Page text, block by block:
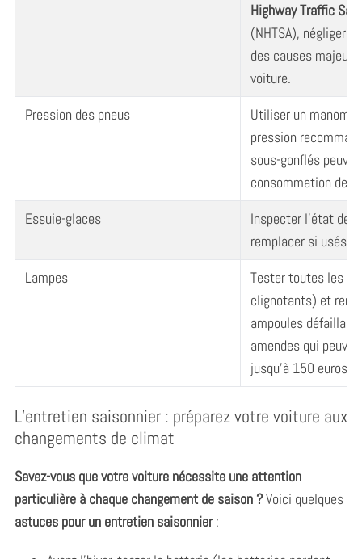
Highway Traffic
(NHTSA), négliger
des causes
voiture.
Pression des pneus
Utiliser un
pression
sous-gonflés
consommation de
Essuie-glaces
Inspecter l’état des
remplacer si usés.
Lampes
Tester toutes les
clignotants) et
ampoules
amendes qui
jusqu’à 150 euros.
L’entretien saisonnier : préparez votre voiture aux
changements de climat
Savez-vous que votre voiture nécessite une attention
particulière à chaque changement de saison ?Voici quelques
astuces pour un entretien saisonnier: